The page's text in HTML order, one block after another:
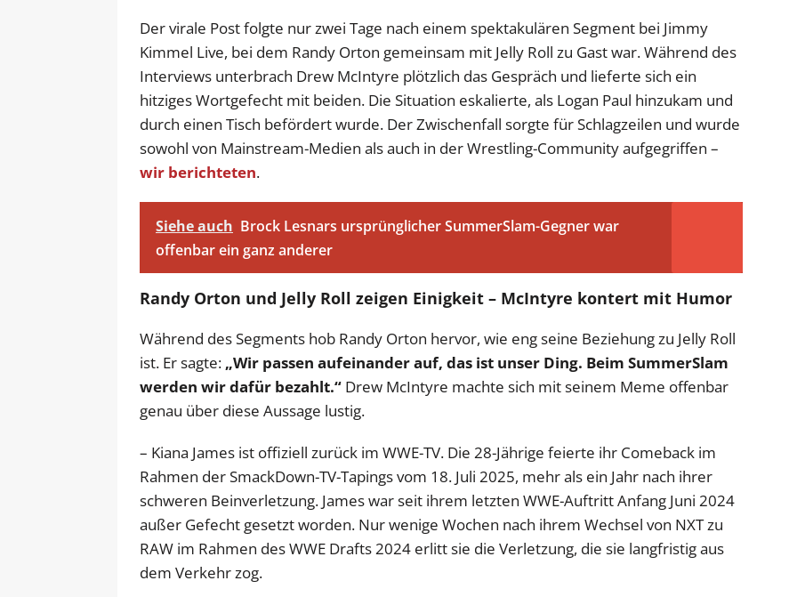
Der virale Post folgte nur zwei Tage nach einem spektakulären Segment bei Jimmy
Kimmel Live, bei dem Randy Orton gemeinsam mit Jelly Roll zu Gast war. Während des
Interviews unterbrach Drew McIntyre plötzlich das Gespräch und lieferte sich ein
hitziges Wortgefecht mit beiden. Die Situation eskalierte, als Logan Paul hinzukam und
durch einen Tisch befördert wurde. Der Zwischenfall sorgte für Schlagzeilen und wurde
sowohl von Mainstream-Medien als auch in der Wrestling-Community aufgegriffen –
wir berichteten.
Siehe auch Brock Lesnars ursprünglicher SummerSlam-Gegner war
offenbar ein ganz anderer
Randy Orton und Jelly Roll zeigen Einigkeit – McIntyre kontert mit Humor
Während des Segments hob Randy Orton hervor, wie eng seine Beziehung zu Jelly Roll
ist. Er sagte: „Wir passen aufeinander auf, das ist unser Ding. Beim SummerSlam
werden wir dafür bezahlt.“ Drew McIntyre machte sich mit seinem Meme offenbar
genau über diese Aussage lustig.
– Kiana James ist offiziell zurück im WWE-TV. Die 28-Jährige feierte ihr Comeback im
Rahmen der SmackDown-TV-Tapings vom 18. Juli 2025, mehr als ein Jahr nach ihrer
schweren Beinverletzung. James war seit ihrem letzten WWE-Auftritt Anfang Juni 2024
außer Gefecht gesetzt worden. Nur wenige Wochen nach ihrem Wechsel von NXT zu
RAW im Rahmen des WWE Drafts 2024 erlitt sie die Verletzung, die sie langfristig aus
dem Verkehr zog.